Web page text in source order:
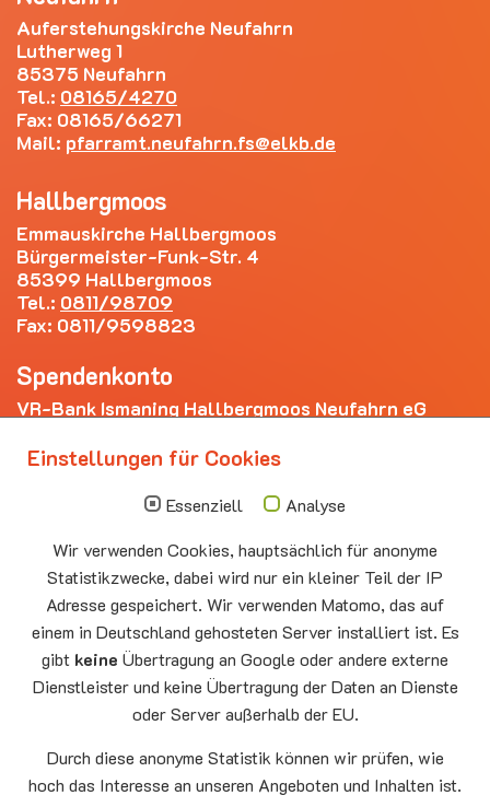
Auferstehungskirche Neufahrn
Lutherweg 1
85375 Neufahrn
Tel.: 08165/4270
Fax: 08165/66271
Mail: pfarramt.neufahrn.fs elkb.de
Hallbergmoos
Emmauskirche Hallbergmoos
Bürgermeister-Funk-Str. 4
85399 Hallbergmoos
Tel.: 0811/98709
Fax: 0811/9598823
Spendenkonto
VR-Bank Ismaning Hallbergmoos Neufahrn eG
Die nächsten Termine
10.00 - 11.00
Auferstehungskirche Neufahrn
Montag
15.00 - 17.00
10.08
Senioren-Spieletreff Neufahrn
Auferstehungskirche Neufahrn
Mittwoch
20.00 Offenes Ende
Godtimes
Facebook
Einstellungen für Cookies
Essenziell
Analyse
Wir verwenden Cookies, hauptsächlich für anonyme
Statistikzwecke, dabei wird nur ein kleiner Teil der IP
Adresse gespeichert. Wir verwenden Matomo, das auf
einem in Deutschland gehosteten Server installiert ist. Es
gibt keine Übertragung an Google oder andere externe
Dienstleister und keine Übertragung der Daten an Dienste
oder Server außerhalb der EU.
Durch diese anonyme Statistik können wir prüfen, wie
hoch das Interesse an unseren Angeboten und Inhalten ist.